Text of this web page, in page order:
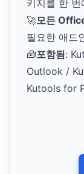
키지를 한 번
🚀모든
필요한 애드
🧰포함됨:
Outlook /
Kutools for